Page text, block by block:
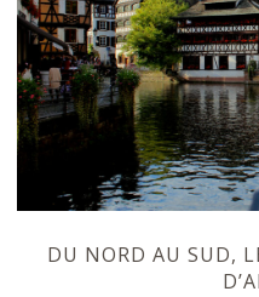
DU NORD AU SUD,